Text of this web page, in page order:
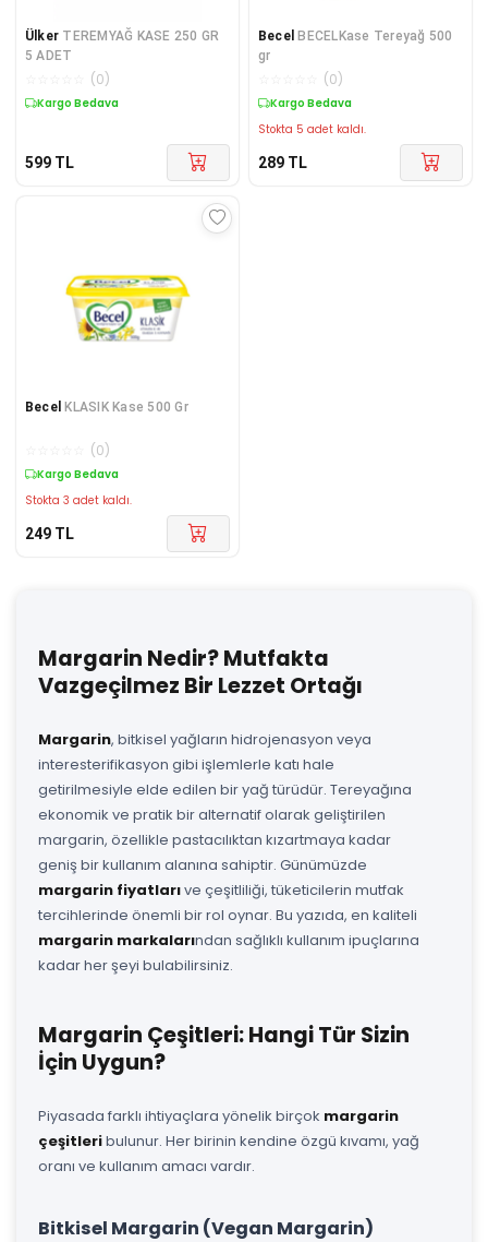
Ülker TEREMYAĞ KASE 250 GR
5 ADET
(0)
Kargo Bedava
599 TL
Becel BECELKase Tereyağ 500
gr
(0)
Kargo Bedava
Stokta 5 adet kaldı.
289 TL
Becel KLASIK Kase 500 Gr
(0)
Kargo Bedava
Stokta 3 adet kaldı.
249 TL
Margarin Nedir? Mutfakta
Vazgeçilmez Bir Lezzet Ortağı
Margarin, bitkisel yağların hidrojenasyon veya
interesterifikasyon gibi işlemlerle katı hale
getirilmesiyle elde edilen bir yağ türüdür. Tereyağına
ekonomik ve pratik bir alternatif olarak geliştirilen
margarin, özellikle pastacılıktan kızartmaya kadar
geniş bir kullanım alanına sahiptir. Günümüzde
margarin fiyatlarıve çeşitliliği, tüketicilerin mutfak
tercihlerinde önemli bir rol oynar. Bu yazıda, en kaliteli
margarin markalarından sağlıklı kullanım ipuçlarına
kadar her şeyi bulabilirsiniz.
Margarin Çeşitleri: Hangi Tür Sizin
İçin Uygun?
Piyasada farklı ihtiyaçlara yönelik birçok margarin
çeşitleribulunur. Her birinin kendine özgü kıvamı, yağ
oranı ve kullanım amacı vardır.
Bitkisel Margarin (Vegan Margarin)